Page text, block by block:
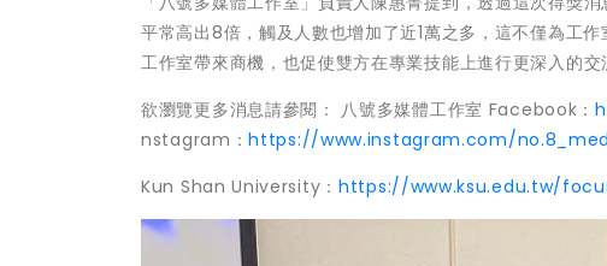
平常高出8倍，觸及人數也增加了近1萬之多，這不僅為工
工作室帶來商機，也促使雙方在專業技能上進行更深入的
欲瀏覽更多消息請參閱： 八號多媒體工作室 Facebook：
nstagram：https://www.instagram.com/
Kun Shan University： https://www.ksu.edu.tw/